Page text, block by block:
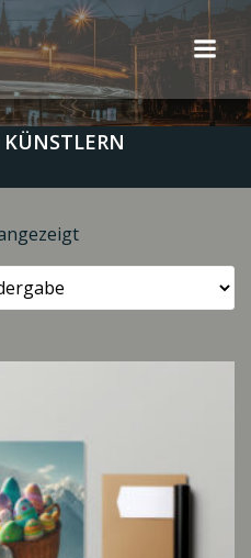
Zum
Inhalt
springen